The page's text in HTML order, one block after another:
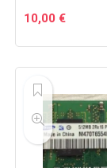
10,00 €